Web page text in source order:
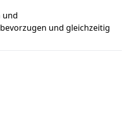
und
und gleichzeitig